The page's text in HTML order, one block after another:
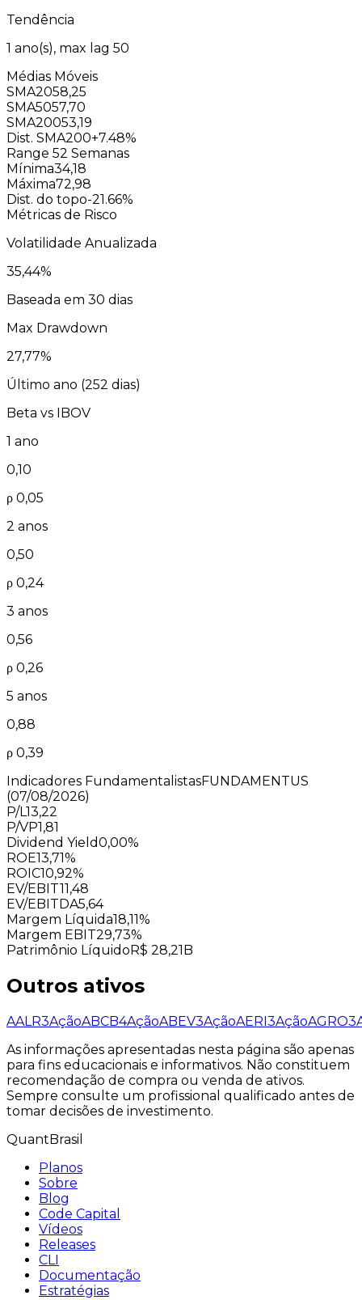
Tendência
1 ano(s), max lag 50
Médias Móveis
SMA2058,25
SMA5057,70
SMA20053,19
Dist. SMA200+7.48%
Range 52 Semanas
Mínima34,18
Máxima72,98
Dist. do topo-21.66%
Métricas de Risco
Volatilidade Anualizada
35,44%
Baseada em 30 dias
Max Drawdown
27,77%
Último ano (252 dias)
Beta vs IBOV
1 ano
0,10
ρ 0,05
2 anos
0,50
ρ 0,24
3 anos
0,56
ρ 0,26
5 anos
0,88
ρ 0,39
Indicadores FundamentalistasFUNDAMENTUS
(07/08/2026)
P/L13,22
P/VP1,81
Dividend Yield0,00%
ROE13,71%
ROIC10,92%
EV/EBIT11,48
EV/EBITDA5,64
Margem Líquida18,11%
Margem EBIT29,73%
Patrimônio LíquidoR$ 28,21B
Outros ativos
AALR3AçãoABCB4AçãoABEV3AçãoAERI3AçãoAGRO3
As informações apresentadas nesta página são apenas
para fins educacionais e informativos. Não constituem
recomendação de compra ou venda de ativos.
Sempre consulte um profissional qualificado antes de
tomar decisões de investimento.
QuantBrasil
Planos
Sobre
Blog
Code Capital
Vídeos
Releases
CLI
Documentação
Estratégias